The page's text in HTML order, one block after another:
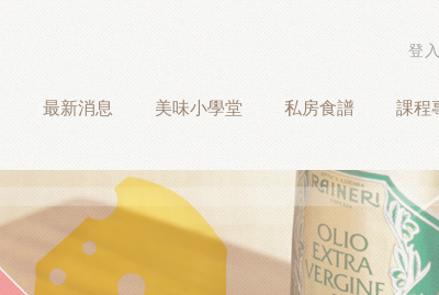
登入
最新消息 美味小學堂 私房食譜 課程